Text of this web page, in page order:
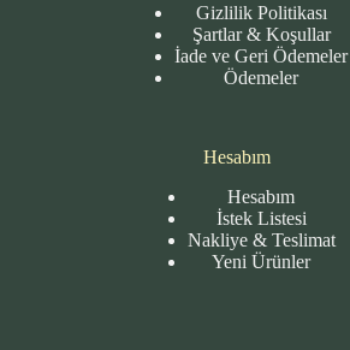
Gizlilik Politikası
Şartlar & Koşullar
İade ve Geri Ödemeler
Ödemeler
Hesabım
Hesabım
İstek Listesi
Nakliye & Teslimat
Yeni Ürünler